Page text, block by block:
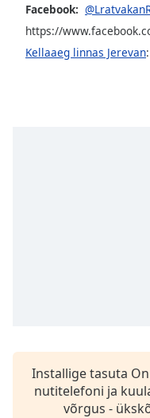
subtitles
settings,
opens
subtitles
window.
Beginning
Facebook:
https://
Kellaaeg linnas Jerevan:
Installige tasuta
nutitelefoni ja
võrgus -